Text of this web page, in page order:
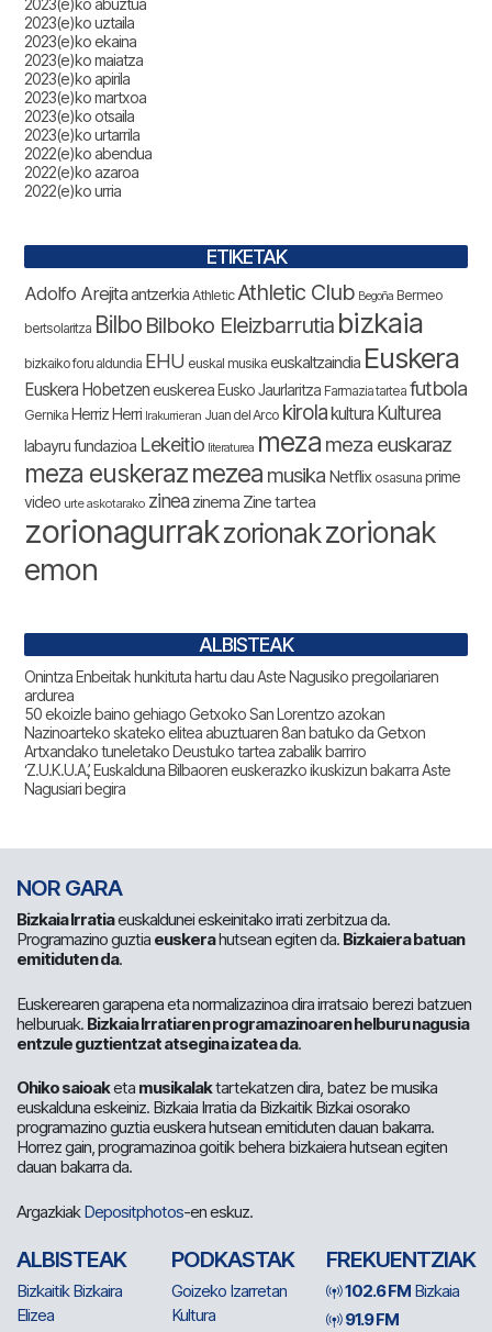
2023(e)ko abuztua
2023(e)ko uztaila
2023(e)ko ekaina
2023(e)ko maiatza
2023(e)ko apirila
2023(e)ko martxoa
2023(e)ko otsaila
2023(e)ko urtarrila
2022(e)ko abendua
2022(e)ko azaroa
2022(e)ko urria
ETIKETAK
Adolfo Arejitaantzerkia Athletic Athletic Club Begoña Bermeo
bertsolaritza Bilbo Bilboko Eleizbarrutia bizkaia
bizkaiko foru aldundia EHU euskal musika euskaltzaindia Euskera
Euskera Hobetzeneuskerea Eusko Jaurlaritza Farmazia tartea futbola
Gernika Herriz Herri Irakurrieran Juan del Arco kirola kultura Kulturea
labayru fundazioa Lekeitio literaturea meza meza euskaraz
meza euskerazmezea musika Netflix osasuna prime
video urte askotarako zinea zinema Zine tartea
zorionagurrakzorionakzorionak
emon
ALBISTEAK
Onintza Enbeitak hunkituta hartu dau Aste Nagusiko pregoilariaren
ardurea
50 ekoizle baino gehiago Getxoko San Lorentzo azokan
Nazinoarteko skateko elitea abuztuaren 8an batuko da Getxon
Artxandako tuneletako Deustuko tartea zabalik barriro
‘Z.U.K.U.A.’, Euskalduna Bilbaoren euskerazko ikuskizun bakarra Aste
Nagusiari begira
NOR GARA
Bizkaia Irratiaeuskaldunei eskeinitako irrati zerbitzua da.
Programazino guztia euskerahutsean egiten da. Bizkaiera batuan
emitiduten da.
Euskerearen garapena eta normalizazinoa dira irratsaio berezi batzuen
helburuak. Bizkaia Irratiaren programazinoaren helburu nagusia
entzule guztientzat atsegina izatea da.
Ohiko saioaketa musikalaktartekatzen dira, batez be musika
euskalduna eskeiniz. Bizkaia Irratia da Bizkaitik Bizkai osorako
programazino guztia euskera hutsean emitiduten dauan bakarra.
Horrez gain, programazinoa goitik behera bizkaiera hutsean egiten
dauan bakarra da.
ArgazkiakDepositphotos-en eskuz.
ALBISTEAK
Bizkaitik Bizkaira
Elizea
PODKASTAK
Goizeko Izarretan
Kultura
FREKUENTZIAK
102.6 FM Bizkaia
91.9 FM